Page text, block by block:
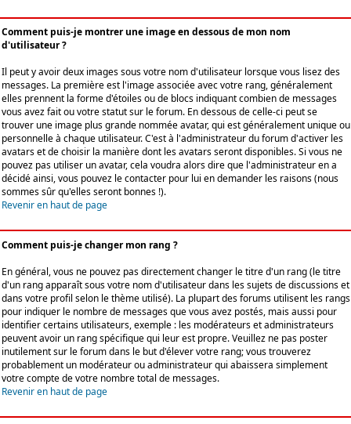
Comment puis-je montrer une image en dessous de mon nom
d'utilisateur ?
Il peut y avoir deux images sous votre nom d'utilisateur lorsque vous lisez des
messages. La première est l'image associée avec votre rang, généralement
elles prennent la forme d'étoiles ou de blocs indiquant combien de messages
vous avez fait ou votre statut sur le forum. En dessous de celle-ci peut se
trouver une image plus grande nommée avatar, qui est généralement unique ou
personnelle à chaque utilisateur. C'est à l'administrateur du forum d'activer les
avatars et de choisir la manière dont les avatars seront disponibles. Si vous ne
pouvez pas utiliser un avatar, cela voudra alors dire que l'administrateur en a
décidé ainsi, vous pouvez le contacter pour lui en demander les raisons (nous
sommes sûr qu'elles seront bonnes !).
Revenir en haut de page
Comment puis-je changer mon rang ?
En général, vous ne pouvez pas directement changer le titre d'un rang (le titre
d'un rang apparaît sous votre nom d'utilisateur dans les sujets de discussions et
dans votre profil selon le thème utilisé). La plupart des forums utilisent les rangs
pour indiquer le nombre de messages que vous avez postés, mais aussi pour
identifier certains utilisateurs, exemple : les modérateurs et administrateurs
peuvent avoir un rang spécifique qui leur est propre. Veuillez ne pas poster
inutilement sur le forum dans le but d'élever votre rang; vous trouverez
probablement un modérateur ou administrateur qui abaissera simplement
votre compte de votre nombre total de messages.
Revenir en haut de page